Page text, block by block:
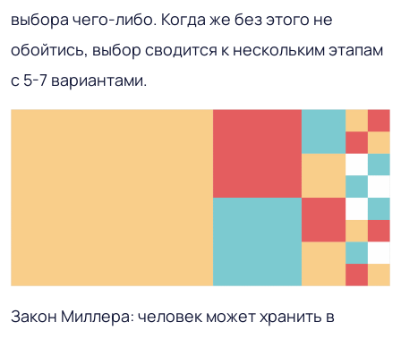
выбора чего-либо. Когда же без этого не
обойтись, выбор сводится к нескольким этапам
с 5-7 вариантами.
Закон Миллера: человек может хранить в